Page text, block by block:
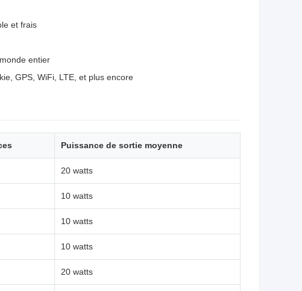
et frais
entier
GPS, WiFi, LTE, et plus encore
Puissance de sortie moyenne
20 watts
10 watts
10 watts
10 watts
20 watts